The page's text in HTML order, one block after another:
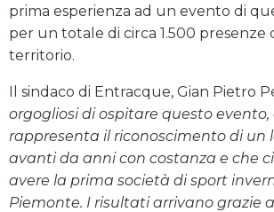
prima esperienza ad un evento di
per un totale di circa 1.500 presenze
territorio.
Il sindaco di Entracque, Gian Pietro
orgogliosi di ospitare questo evento,
rappresenta il riconoscimento di un
avanti da anni con costanza e che
avere la prima società di sport
Piemonte. I risultati arrivano grazie